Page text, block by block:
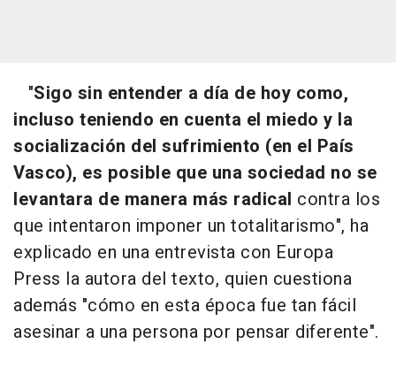
"Sigo sin entender a día de hoy como,
incluso teniendo en cuenta el miedo y la
socialización del sufrimiento (en el País
Vasco), es posible que una sociedad no se
levantara de manera más radical contra los
que intentaron imponer un totalitarismo", ha
explicado en una entrevista con Europa
Press la autora del texto, quien cuestiona
además "cómo en esta época fue tan fácil
asesinar a una persona por pensar diferente".